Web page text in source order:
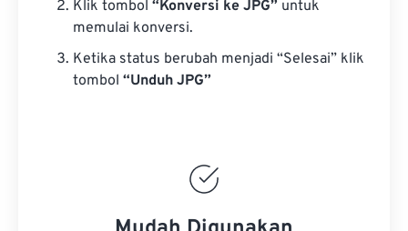
Klik tombol “Konversi ke JPG” untuk
memulai konversi.
Ketika status berubah menjadi “Selesai” klik
tombol “Unduh JPG”